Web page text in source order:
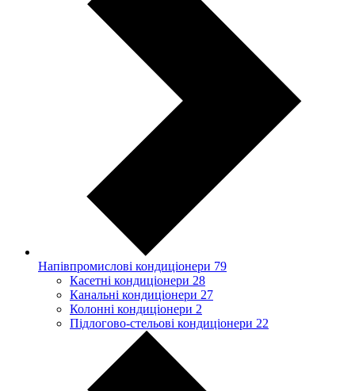
Напівпромислові кондиціонери 79
Касетні кондиціонери 28
Канальні кондиціонери 27
Колонні кондиціонери 2
Підлогово-стельові кондиціонери 22